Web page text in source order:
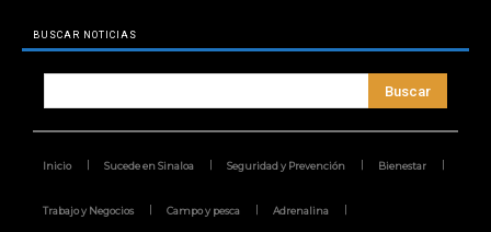
BUSCAR NOTICIAS
Buscar
Inicio Sucede en Sinaloa Seguridad y Prevención Bienestar
Trabajo y Negocios Campo y pesca Adrenalina